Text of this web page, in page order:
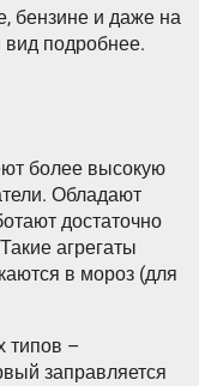
бензине и даже на
вид подробнее.
более высокую
Обладают
достаточно
агрегаты
в мороз (для
типов –
заправляется